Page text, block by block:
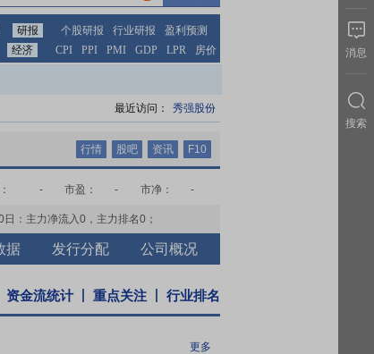
研报 个股研报 行业研报
盈利预测
经济 CPI PPI PMI GDP LPR 房价
最近访问： 秀强股份
行情 股吧 资讯 F10
- 市盈： - 市净： -
日：主力净流入0 ，主力排名0 ；
据 发行分配 公司概况
资金流统计 重点关注 行业排名
更多
消息
搜索